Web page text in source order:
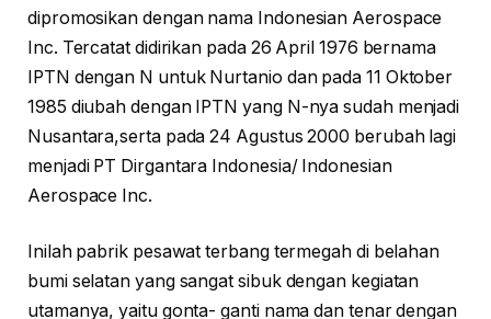
dipromosikan dengan nama Indonesian Aerospace
Inc. Tercatat didirikan pada 26 April 1976 bernama
IPTN dengan N untuk Nurtanio dan pada 11 Oktober
1985 diubah dengan IPTN yang N-nya sudah menjadi
Nusantara,serta pada 24 Agustus 2000 berubah lagi
menjadi PT Dirgantara Indonesia/ Indonesian
Aerospace Inc.
Inilah pabrik pesawat terbang termegah di belahan
bumi selatan yang sangat sibuk dengan kegiatan
utamanya, yaitu gonta- ganti nama dan tenar dengan